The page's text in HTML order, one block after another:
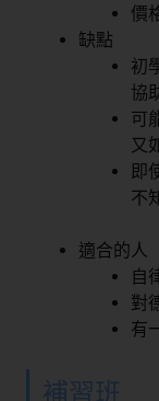
價
缺點
初
協
可
又
即
不
適合的人
自
對
有
補習班